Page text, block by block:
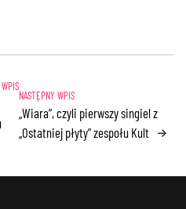
„Wiara”, czyli pierwszy singiel z
„Ostatniej płyty” zespołu Kult →